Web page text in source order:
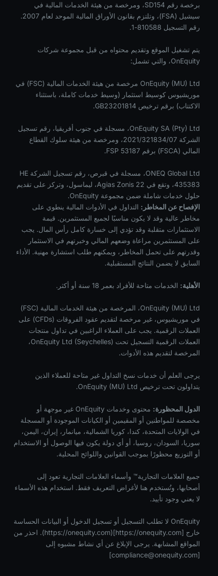
برخصة رقم SD154، ومرخصة من هيئة الخدمات المالية في
سيشيل (FSA)، وتلتزم بقانون الأوراق المالية الموحد لعام 2007.
رقم التسجيل 810588-1.
يتم تشغيل الموقع وتقديم محتواه من قبل مجموعة شركات
OnEquity، والتي تشمل:
OnEquity (MU) Ltd مرخصة من هيئة الخدمات المالية (FSC) في
موريشيوس كوسيط استثمار (وسيط خدمات كاملة، باستثناء
الاكتتاب) برقم ترخيص GB23201814.
OnEquity SA (Pty) Ltd، مسجلة في جنوب أفريقيا، رقم تسجيل
الشركة 2021/321834/07، ومرخصة من هيئة سلوك القطاع
المالي (FSCA) برقم FSP 53187.
ONEQ Global Ltd، مسجلة في قبرص، رقم تسجيل الشركة HE
435383، وتقع في Agias Zonis 22، ليماسول، وتركز على تقديم
حلول خدمات شاملة ضمن مجموعة OnEquity.
الإفصاح عن المخاطر: التداول في الأدوات المالية ينطوي على
مخاطر عالية وقد لا يكون مناسبًا لجميع المستثمرين. قيمة
الاستثمارات متقلبة وقد تؤدي إلى خسارة كامل رأس المال. يجب
على المستثمرين مراعاة وضعهم المالي وخبرتهم في الاستثمار
وقدرتهم على تحمل المخاطر، ويمكنهم طلب استشارة مهنية. الأداء
السابق لا يضمن النتائج المستقبلية.
الأهلية: الخدمات متاحة للأفراد بعمر 18 سنة أو أكثر.
OnEquity (MU) Ltd، المرخصة من هيئة الخدمات المالية (FSC)
في موريشيوس، غير مرخصة لتقديم عقود الفروقات (CFDs) على
العملات الرقمية. يجب على العملاء الراغبين في تداول منتجات
العملات الرقمية التسجيل تحت OnEquity Ltd (Seychelles)،
المرخصة لتقديم هذه الأدوات.
يرجى العلم أن خدمات نسخ التداول غير متاحة للعملاء الذين
يتداولون تحت ترخيص OnEquity (MU) Ltd.
الدول المحظورة:
محتوى وخدمات OnEquity غير موجهة أو
مخصصة للمواطنين أو المقيمين أو الكيانات الموجودة أو المسجلة
في الولايات المتحدة، كندا، كوريا الشمالية، ميانمار، إيران، اليمن،
سوريا، السودان، روسيا، أو أي دولة يكون فيها الوصول أو الاستخدام
أو التوزيع محظورًا بموجب القوانين واللوائح المحلية.
جميع العلامات التجارية™ وأسماء العلامات التجارية تعود إلى
أصحابها، وتُستخدم هنا لأغراض التعريف فقط. استخدام هذه الأسماء
لا يعني وجود تأييد.
OnEquity لا تطلب التسجيل أو تسجيل الدخول أو البيانات الحساسة
خارج [https://onequity.com](https://onequity.com). احذر من
المواقع المشابهة. يرجى الإبلاغ عن أي نشاط مشبوه إلى
[
compliance@onequity.com
]